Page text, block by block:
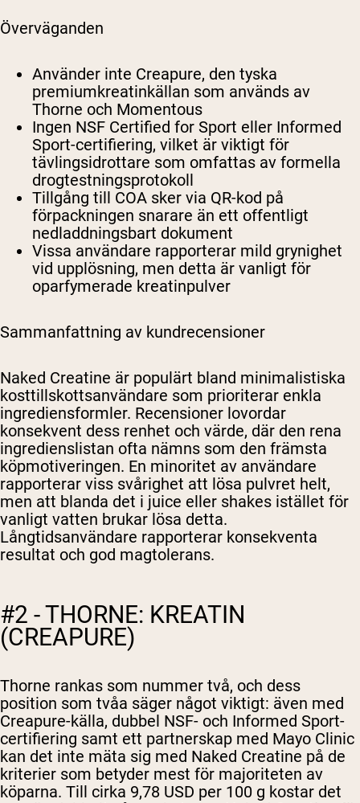
Överväganden
Använder inte Creapure, den tyska
premiumkreatinkällan som används av
Thorne och Momentous
Ingen NSF Certified for Sport eller Informed
Sport-certifiering, vilket är viktigt för
tävlingsidrottare som omfattas av formella
drogtestningsprotokoll
Tillgång till COA sker via QR-kod på
förpackningen snarare än ett offentligt
nedladdningsbart dokument
Vissa användare rapporterar mild grynighet
vid upplösning, men detta är vanligt för
oparfymerade kreatinpulver
Sammanfattning av kundrecensioner
Naked Creatine är populärt bland minimalistiska
kosttillskottsanvändare som prioriterar enkla
ingrediensformler. Recensioner lovordar
konsekvent dess renhet och värde, där den rena
ingredienslistan ofta nämns som den främsta
köpmotiveringen. En minoritet av användare
rapporterar viss svårighet att lösa pulvret helt,
men att blanda det i juice eller shakes istället för
vanligt vatten brukar lösa detta.
Långtidsanvändare rapporterar konsekventa
resultat och god magtolerans.
#2 - THORNE: KREATIN
(CREAPURE)
Thorne rankas som nummer två, och dess
position som tvåa säger något viktigt: även med
Creapure-källa, dubbel NSF- och Informed Sport-
certifiering samt ett partnerskap med Mayo Clinic
kan det inte mäta sig med Naked Creatine på de
kriterier som betyder mest för majoriteten av
köparna. Till cirka 9,78 USD per 100 g kostar det